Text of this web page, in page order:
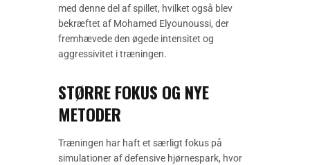
med denne del af spillet, hvilket også blev
bekræftet af Mohamed Elyounoussi, der
fremhævede den øgede intensitet og
aggressivitet i træningen.
STØRRE FOKUS OG NYE
METODER
Træningen har haft et særligt fokus på
simulationer af defensive hjørnespark, hvor